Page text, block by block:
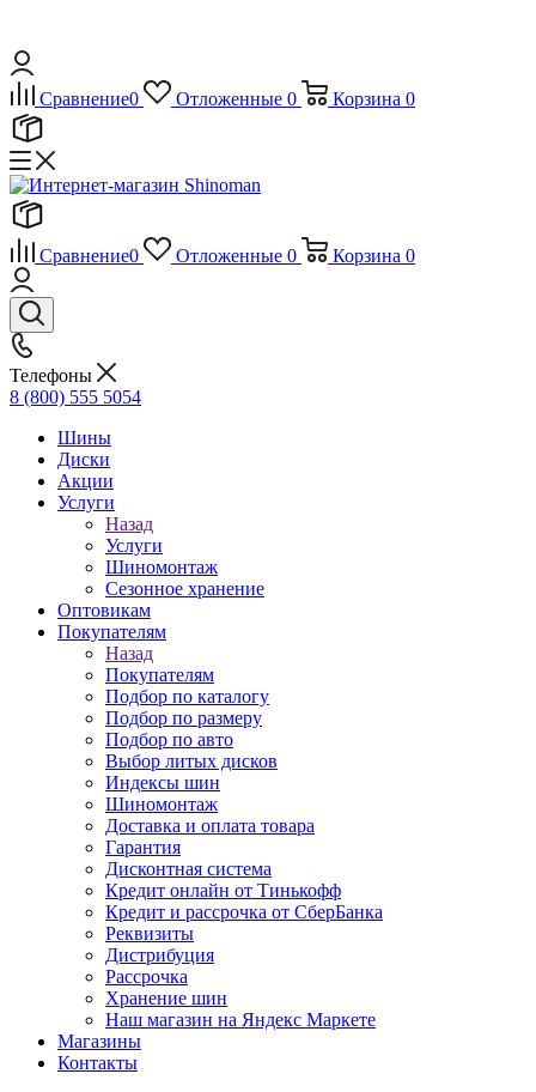
Сравнение0 Отложенные 0 Корзина 0
Сравнение0 Отложенные 0 Корзина 0
Телефоны
8 (800) 555 5054
Шины
Диски
Акции
Услуги
Назад
Услуги
Шиномонтаж
Сезонное хранение
Оптовикам
Покупателям
Назад
Покупателям
Подбор по каталогу
Подбор по размеру
Подбор по авто
Выбор литых дисков
Индексы шин
Шиномонтаж
Доставка и оплата товара
Гарантия
Дисконтная система
Кредит онлайн от Тинькофф
Кредит и рассрочка от СберБанка
Реквизиты
Дистрибуция
Рассрочка
Хранение шин
Наш магазин на Яндекс Маркете
Магазины
Контакты